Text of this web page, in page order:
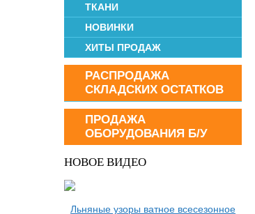
ТКАНИ
НОВИНКИ
ХИТЫ ПРОДАЖ
РАСПРОДАЖА
СКЛАДСКИХ ОСТАТКОВ
ПРОДАЖА
ОБОРУДОВАНИЯ Б/У
НОВОЕ ВИДЕО
Льняные узоры ватное всесезонное